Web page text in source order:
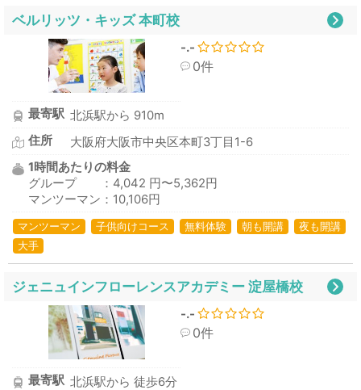
ベルリッツ・キッズ 本町校
-.-
0件
最寄駅 北浜駅から 910m
住所
大阪府大阪市中央区本町3丁目1-6
1時間あたりの料金
グループ ：4,042 円〜5,362円
マンツーマン：10,106円
マンツーマン 子供向けコース 無料体験 朝も開講
夜も開講
大手
ジェニュインフローレンスアカデミー 淀屋橋校
-.-
0件
最寄駅 北浜駅から 徒歩6分